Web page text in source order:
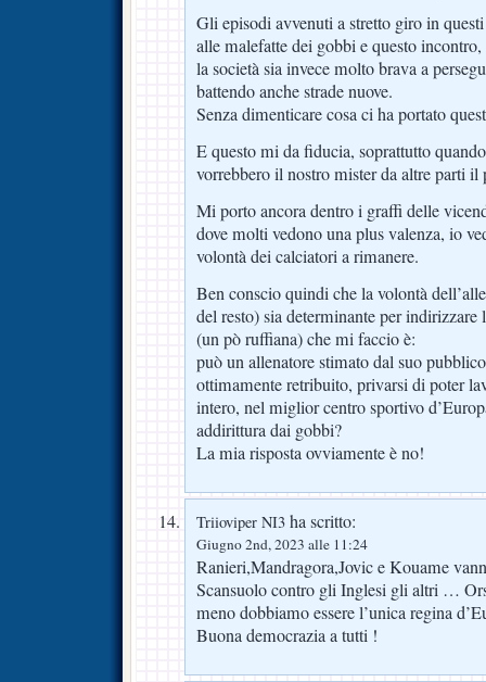
Gli episodi avvenuti a stretto giro in
alle malefatte dei gobbi e questo
la società sia invece molto brava a
battendo anche strade nuove.
Senza dimenticare cosa ci ha portato
E questo mi da fiducia, soprattutto
vorrebbero il nostro mister da altre parti il
Mi porto ancora dentro i graffi delle
dove molti vedono una plus valenza, io
volontà dei calciatori a rimanere.
Ben conscio quindi che la volontà
del resto) sia determinante per indirizzare
(un pò ruffiana) che mi faccio è:
può un allenatore stimato dal suo
ottimamente retribuito, privarsi di poter
intero, nel miglior centro sportivo
addirittura dai gobbi?
La mia risposta ovviamente è no!
Triioviper NI3 ha scritto:
Giugno 2nd, 2023 alle 11:24
Ranieri,Mandragora,Jovic e Kouame
Scansuolo contro gli Inglesi gli altri …
meno dobbiamo essere l’unica regina
Buona democrazia a tutti !